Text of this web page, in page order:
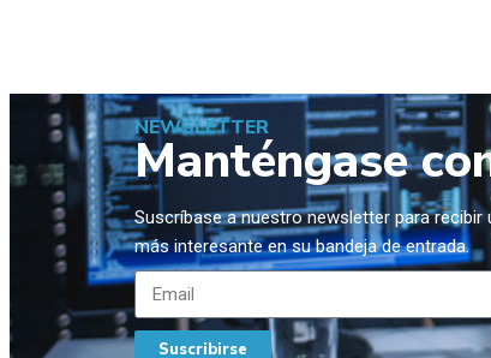
NEWSLETTER
Manténgase
Suscríbase a nuestro newsletter para
más interesante en su bandeja de entrada.
Suscribirse